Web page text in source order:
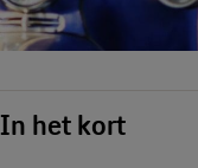
In het kort